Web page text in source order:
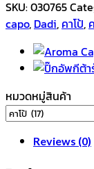
โป้
กีตาร์
CP003
quantity
SKU:030765
capo, Dadi, คาโป้,
หมวดหมู่สินค้า
Reviews (0)